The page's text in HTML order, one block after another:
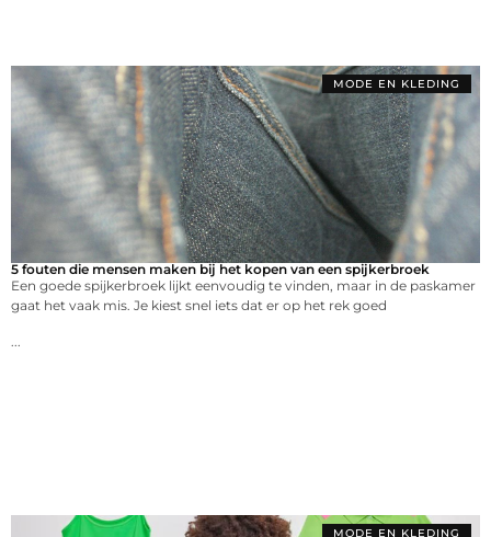
MODE EN KLEDING
5 fouten die mensen maken bij het kopen van een spijkerbroek
Een goede spijkerbroek lijkt eenvoudig te vinden, maar in de paskamer
gaat het vaak mis. Je kiest snel iets dat er op het rek goed
MODE EN KLEDING